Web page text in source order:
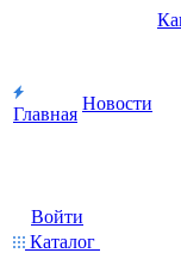
Главная
Новости
Войти
Каталог